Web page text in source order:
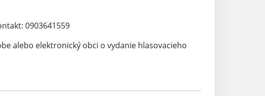
0903641559
alebo elektronický obci o vydanie hlasovacieho